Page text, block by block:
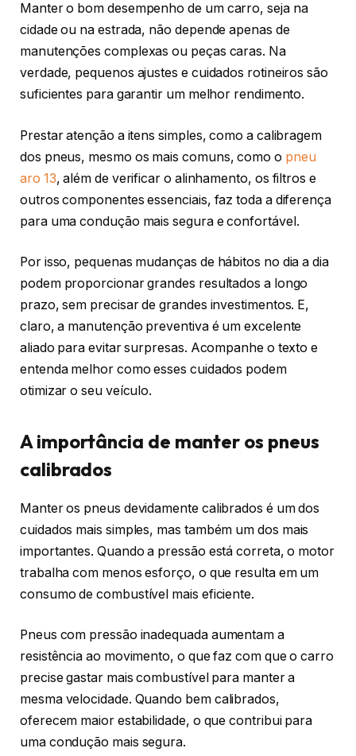
Manter o bom desempenho de um carro, seja na
cidade ou na estrada, não depende apenas de
manutenções complexas ou peças caras. Na
verdade, pequenos ajustes e cuidados rotineiros são
suficientes para garantir um melhor rendimento.
Prestar atenção a itens simples, como a calibragem
dos pneus, mesmo os mais comuns, como o pneu
aro 13, além de verificar o alinhamento, os filtros e
outros componentes essenciais, faz toda a diferença
para uma condução mais segura e confortável.
Por isso, pequenas mudanças de hábitos no dia a dia
podem proporcionar grandes resultados a longo
prazo, sem precisar de grandes investimentos. E,
claro, a manutenção preventiva é um excelente
aliado para evitar surpresas. Acompanhe o texto e
entenda melhor como esses cuidados podem
otimizar o seu veículo.
A importância de manter os pneus
calibrados
Manter os pneus devidamente calibrados é um dos
cuidados mais simples, mas também um dos mais
importantes. Quando a pressão está correta, o motor
trabalha com menos esforço, o que resulta em um
consumo de combustível mais eficiente.
Pneus com pressão inadequada aumentam a
resistência ao movimento, o que faz com que o carro
precise gastar mais combustível para manter a
mesma velocidade. Quando bem calibrados,
oferecem maior estabilidade, o que contribui para
uma condução mais segura.